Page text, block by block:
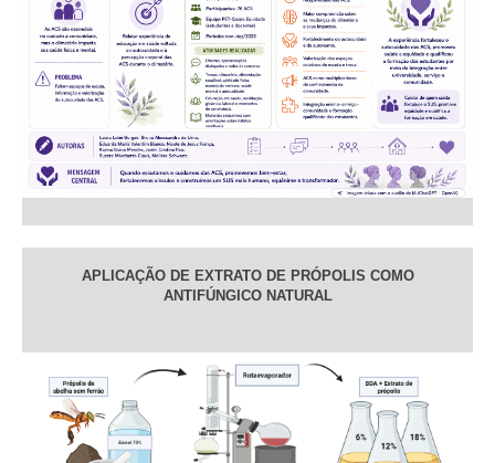
APLICAÇÃO DE EXTRATO DE PRÓPOLIS COMO
ANTIFÚNGICO NATURAL